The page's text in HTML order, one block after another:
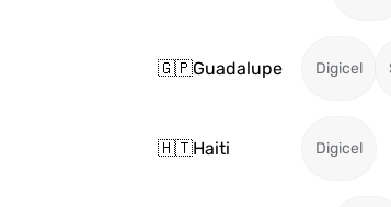
🇬🇵Guadalupe Digicel
🇭🇹Haiti Digicel